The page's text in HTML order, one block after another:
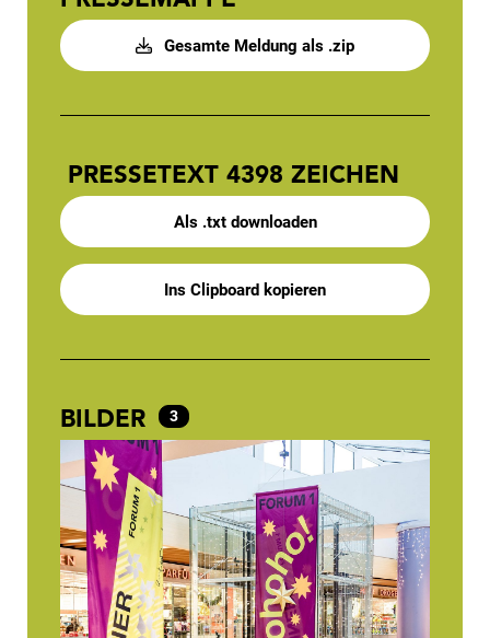
Gesamte Meldung als .zip
PRESSETEXT 4398 ZEICHEN
Als .txt downloaden
Ins Clipboard kopieren
BILDER 3